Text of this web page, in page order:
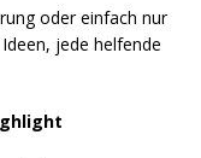
oder einfach nur
jede helfende